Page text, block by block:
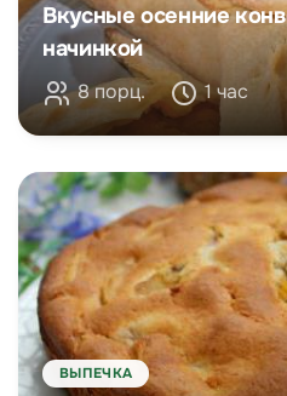
Вкусные осенние
начинкой
8 порц. 1 час
ВЫПЕЧКА